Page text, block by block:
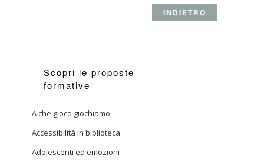
INDIETRO
Scopri le proposte
formative
A che gioco giochiamo
Accessibilità in biblioteca
Adolescenti ed emozioni